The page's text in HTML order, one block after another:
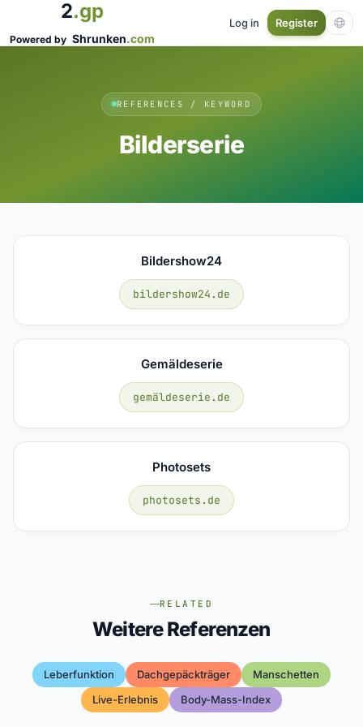
2.gp
Powered by Shrunken.com
Log in Register
REFERENCES / KEYWORD
Bilderserie
Bildershow24
bildershow24.de
Gemäldeserie
gemäldeserie.de
Photosets
photosets.de
RELATED
Weitere Referenzen
Leberfunktion Dachgepäckträger
Manschetten
Live-Erlebnis
Body-Mass-Index